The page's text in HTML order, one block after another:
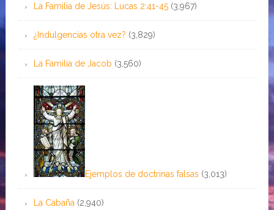
La Familia de Jesús: Lucas 2:41-45 (3,967)
¿Indulgencias otra vez? (3,829)
La Familia de Jacob (3,560)
Ejemplos de doctrinas falsas (3,013)
La Cabaña (2,940)